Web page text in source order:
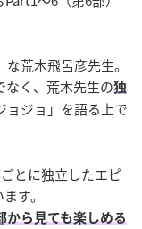
荒木飛呂彦先生。
なく、荒木先生の独
ョジョ」を語る上で
とに独立したエピ
す。
から見ても楽しめる